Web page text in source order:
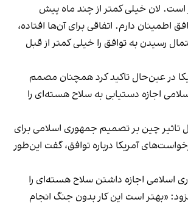
است. لان خیلی کمتر از چند ماه پیش
اطمینان دارم. اتفاقی برای آن‌ها افتاده،
رسیدن به توافق را خیلی کمتر از قبل
در عین‌حال تاکید کرد همچنان مصمم
اجازه دستیابی به سلاح هسته‌ای را
تاثیر چین بر تصمیم جمهوری اسلامی برای
آمریکا درباره توافق، گفت این‌طور
اسلامی اجازه داشتن سلاح هسته‌ای را
«بهتر است این کار بدون جنگ انجام